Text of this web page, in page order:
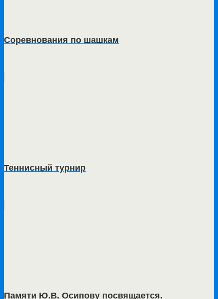
Соревнования по шашкам
Теннисный турнир
Памяти Ю.В. Осипову посвящается.